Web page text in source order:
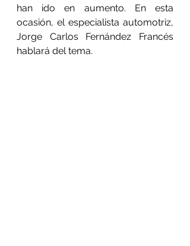
han ido en aumento. En esta
ocasión, el especialista automotriz,
Jorge Carlos Fernández Francés
hablará del tema.